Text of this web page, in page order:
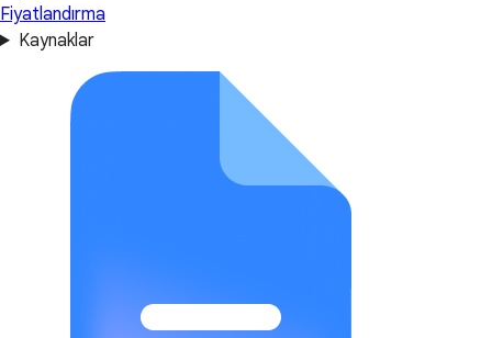
Fiyatlandırma
Kaynaklar